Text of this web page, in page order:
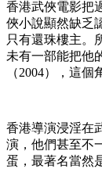
香港武俠電影把
俠小說顯然缺乏
只有還珠樓主。
未有一部能把他
（2004），這
香港導演浸淫在
演，他們甚至不
蛋，最著名當然